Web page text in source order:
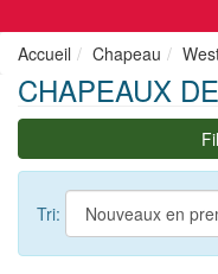
Accueil Chapeau
CHAPEAUX
Tri: